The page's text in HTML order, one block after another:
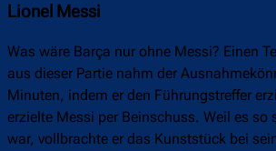
Lionel Messi
Was wäre Barça nur ohne Messi? Einen
aus dieser Partie nahm der
Minuten, indem er den Führungstreffer
erzielte Messi per Beinschuss. Weil es so
war, vollbrachte er das Kunststück bei